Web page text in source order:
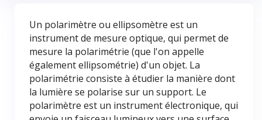
Un polarimètre ou ellipsomètre est un
instrument de mesure optique, qui permet de
mesure la polarimétrie (que l'on appelle
également ellipsométrie) d'un objet. La
polarimétrie consiste à étudier la manière dont
la lumière se polarise sur un support. Le
polarimètre est un instrument électronique, qui